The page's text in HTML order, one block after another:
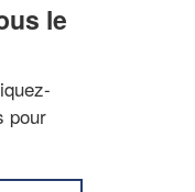
le
pour